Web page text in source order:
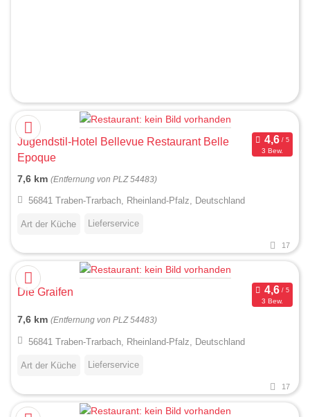
Jugendstil-Hotel Bellevue Restaurant Belle
Epoque
3 Bew.
7,6 km (Entfernung von PLZ 54483)
56841 Traben-Trarbach, Rheinland-Pfalz, Deutschland
Art der Küche Lieferservice
17
Die Graifen
3 Bew.
7,6 km (Entfernung von PLZ 54483)
56841 Traben-Trarbach, Rheinland-Pfalz, Deutschland
Art der Küche Lieferservice
17